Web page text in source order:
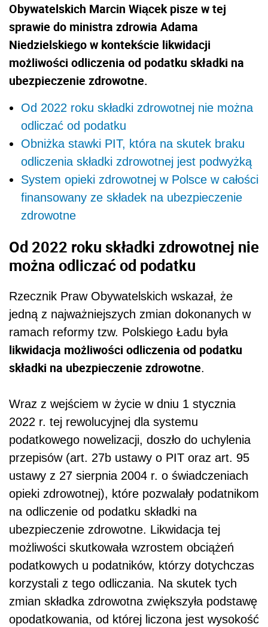
Obywatelskich Marcin Wiącek pisze w tej
sprawie do ministra zdrowia Adama
Niedzielskiego w kontekście likwidacji
możliwości odliczenia od podatku składki na
ubezpieczenie zdrowotne.
Od 2022 roku składki zdrowotnej nie można
odliczać od podatku
Obniżka stawki PIT, która na skutek braku
odliczenia składki zdrowotnej jest podwyżką
System opieki zdrowotnej w Polsce w całości
finansowany ze składek na ubezpieczenie
zdrowotne
Od 2022 roku składki zdrowotnej nie
można odliczać od podatku
Rzecznik Praw Obywatelskich wskazał, że
jedną z najważniejszych zmian dokonanych w
ramach reformy tzw. Polskiego Ładu była
likwidacja możliwości odliczenia od podatku
składki na ubezpieczenie zdrowotne.
Wraz z wejściem w życie w dniu 1 stycznia
2022 r. tej rewolucyjnej dla systemu
podatkowego nowelizacji, doszło do uchylenia
przepisów (art. 27b ustawy o PIT oraz art. 95
ustawy z 27 sierpnia 2004 r. o świadczeniach
opieki zdrowotnej), które pozwalały podatnikom
na odliczenie od podatku składki na
ubezpieczenie zdrowotne. Likwidacja tej
możliwości skutkowała wzrostem obciążeń
podatkowych u podatników, którzy dotychczas
korzystali z tego odliczania. Na skutek tych
zmian składka zdrowotna zwiększyła podstawę
opodatkowania, od której liczona jest wysokość